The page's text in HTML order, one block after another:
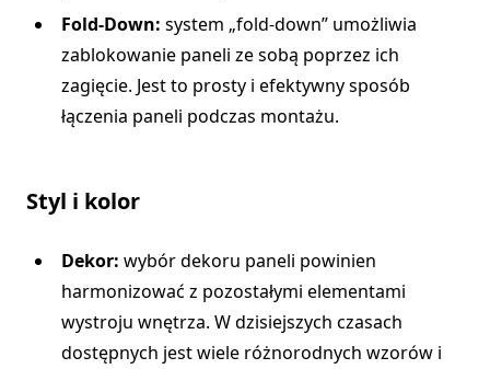
Fold-Down: system „fold-down” umożliwia
zablokowanie paneli ze sobą poprzez ich
zagięcie. Jest to prosty i efektywny sposób
łączenia paneli podczas montażu.
Styl i kolor
Dekor: wybór dekoru paneli powinien
harmonizować z pozostałymi elementami
wystroju wnętrza. W dzisiejszych czasach
dostępnych jest wiele różnorodnych wzorów i